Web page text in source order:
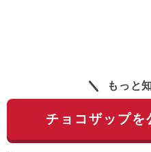
もっと
チョコザップを